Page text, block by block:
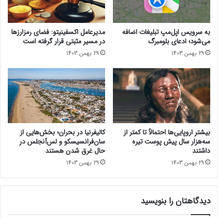
2
ش
ی
ا
ئ
و
م
ی
ل
ر
ف
[
ت
م
ش
ا
ک
ر
و
س
و
ی
س
ا
ش
ت
ک
ی
ک
ر
ی‌
به سرویس اپل‌مپ تبلیغات اضافه
می‌شود؛ ادعای بلومبرگ
29 بهمن 1403
مدیرعامل اکسفینیتو:‌ فضای رمزارزها
در مسیر مثبتی قرار گرفته است
29 بهمن 1403
بیشتر اروپایی‌ها احتمالاً تا کمتر از
سه‌هزار سال پیش پوست تیره
داشتند
29 بهمن 1403
کالیفرنیا در بحران؛ بخش‌هایی از
سان‌فرانسیسکو و لس‌آنجلس در
حال غرق شدن هستند
29 بهمن 1403
دیدگاهتان را بنویسید